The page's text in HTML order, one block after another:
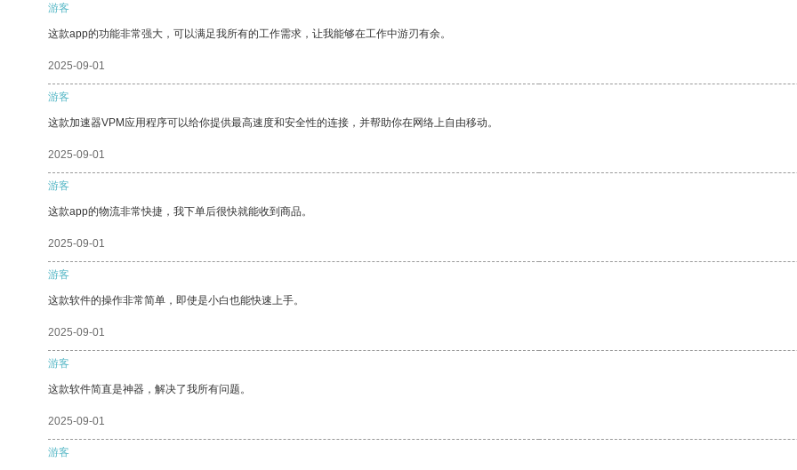
游客
这款app的功能非常强大，可以满足我所有的工作需求，让我能够在工作中游刃有余。
2025-09-01
游客
这款加速器VPM应用程序可以给你提供最高速度和安全性的连接，并帮助你在网络上自由移动。
2025-09-01
游客
这款app的物流非常快捷，我下单后很快就能收到商品。
2025-09-01
游客
这款软件的操作非常简单，即使是小白也能快速上手。
2025-09-01
游客
这款软件简直是神器，解决了我所有问题。
2025-09-01
游客